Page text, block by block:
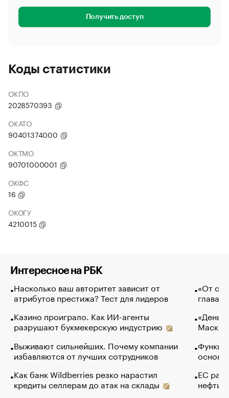
Получить доступ
Коды статистики
ОКПО
2028570393
ОКАТО
90401374000
ОКТМО
90701000001
ОКФС
16
ОКОГУ
4210015
Интересное на РБК
Насколько ваш авторитет зависит от
атрибутов престижа? Тест для лидеров
Казино проиграло. Как ИИ-агенты
разрушают букмекерскую индустрию
Выживают сильнейших. Почему компании
избавляются от лучших сотрудников
Как банк Wildberries резко нарастил
кредиты селлерам до атак на склады
«От
глава
Маск в
основ
ЕС
нефти